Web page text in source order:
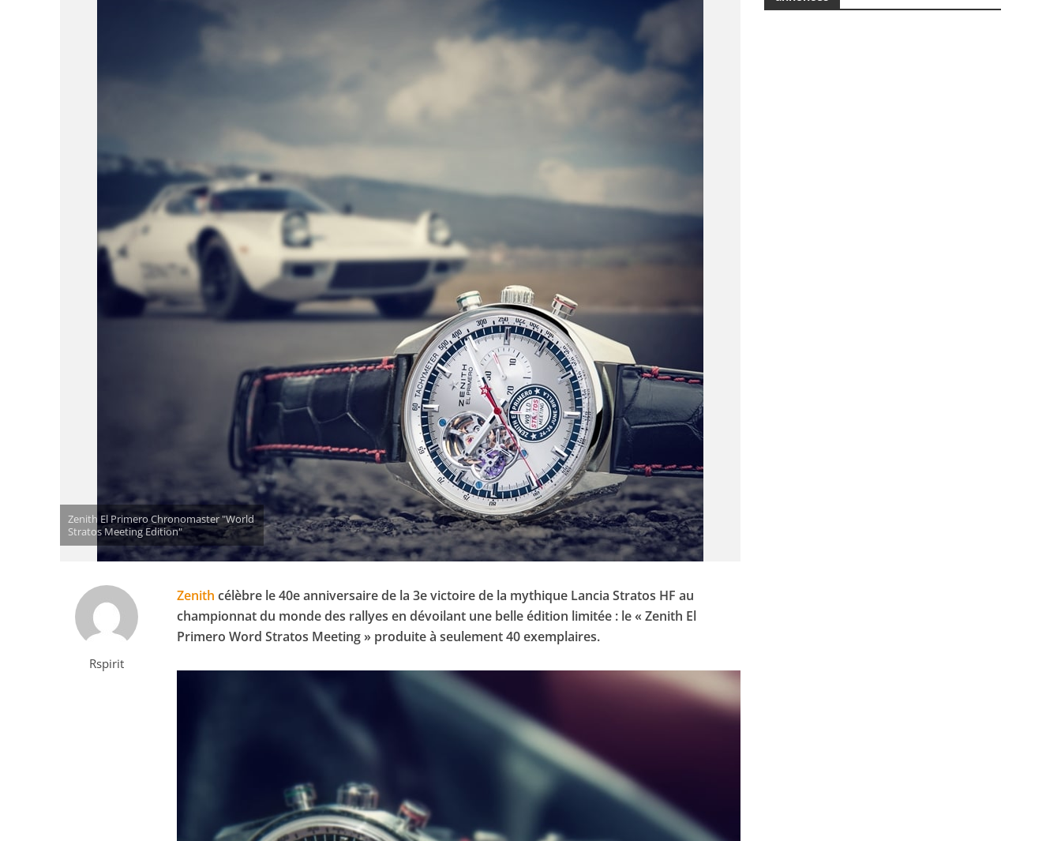
Zenith El Primero Chronomaster "World
Stratos Meeting Edition"
Rspirit
Zenith célèbre le 40e anniversaire de la 3e victoire de la mythique Lancia Stratos HF au
championnat du monde des rallyes en dévoilant une belle édition limitée : le « Zenith El
Primero Word Stratos Meeting » produite à seulement 40 exemplaires.